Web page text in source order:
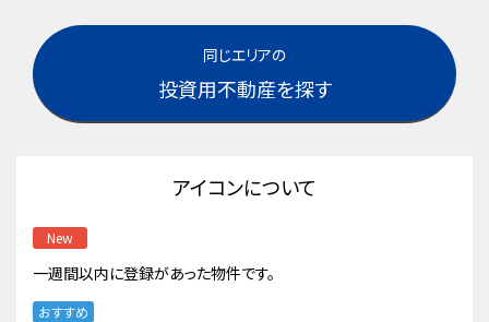
同じエリアの
投資用不動産を探す
アイコンについて
New
一週間以内に登録があった物件です。
おすすめ